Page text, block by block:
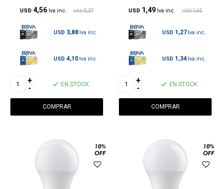
USD 4,56 USD 5,37
USD 3,88
USD 4,10
+
- EN STOCK
USD 1,49 USD 1,65
USD 1,27
USD 1,34
+
- EN STOCK